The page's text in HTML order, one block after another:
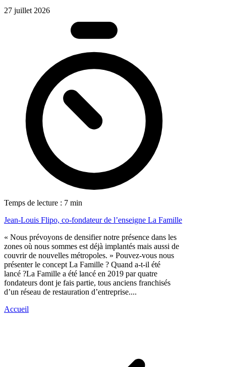
27 juillet 2026
Temps de lecture : 7 min
Jean-Louis Flipo, co-fondateur de l’enseigne La Famille
« Nous prévoyons de densifier notre présence dans les
zones où nous sommes est déjà implantés mais aussi de
couvrir de nouvelles métropoles. » Pouvez-vous nous
présenter le concept La Famille ? Quand a-t-il été
lancé ?La Famille a été lancé en 2019 par quatre
fondateurs dont je fais partie, tous anciens franchisés
d’un réseau de restauration d’entreprise....
Accueil